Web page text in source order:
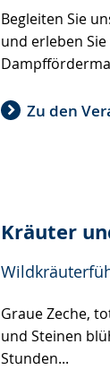
Begleiten Sie
und erleben
Zu den
Kräuter
Graue Zeche,
und Steinen
Stunden...